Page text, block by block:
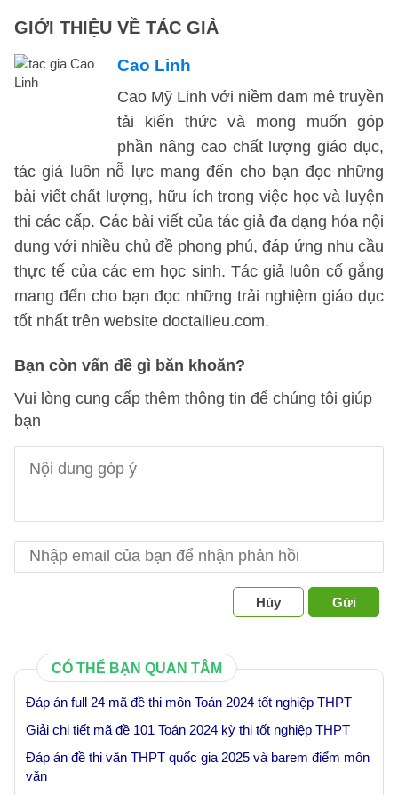
GIỚI THIỆU VỀ TÁC GIẢ
Cao Linh
Cao Mỹ Linh với niềm đam mê truyền
tải kiến thức và mong muốn góp
phần nâng cao chất lượng giáo dục,
tác giả luôn nỗ lực mang đến cho bạn đọc những
bài viết chất lượng, hữu ích trong việc học và luyện
thi các cấp. Các bài viết của tác giả đa dạng hóa nội
dung với nhiều chủ đề phong phú, đáp ứng nhu cầu
thực tế của các em học sinh. Tác giả luôn cố gắng
mang đến cho bạn đọc những trải nghiệm giáo dục
tốt nhất trên website doctailieu.com.
Bạn còn vấn đề gì băn khoăn?
Vui lòng cung cấp thêm thông tin để chúng tôi giúp
bạn
Hủy Gửi
CÓ THỂ BẠN QUAN TÂM
Đáp án full 24 mã đề thi môn Toán 2024 tốt nghiệp THPT
Giải chi tiết mã đề 101 Toán 2024 kỳ thi tốt nghiệp THPT
Đáp án đề thi văn THPT quốc gia 2025 và barem điểm môn
văn